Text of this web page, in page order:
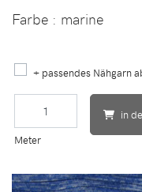
Farbe : marine
+ passendes Nähgarn
Meter
in